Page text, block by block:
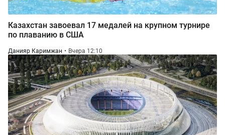
Казахстан завоевал 17 медалей на крупном турнире
по плаванию в США
Данияр Каримжан Вчера 12:10